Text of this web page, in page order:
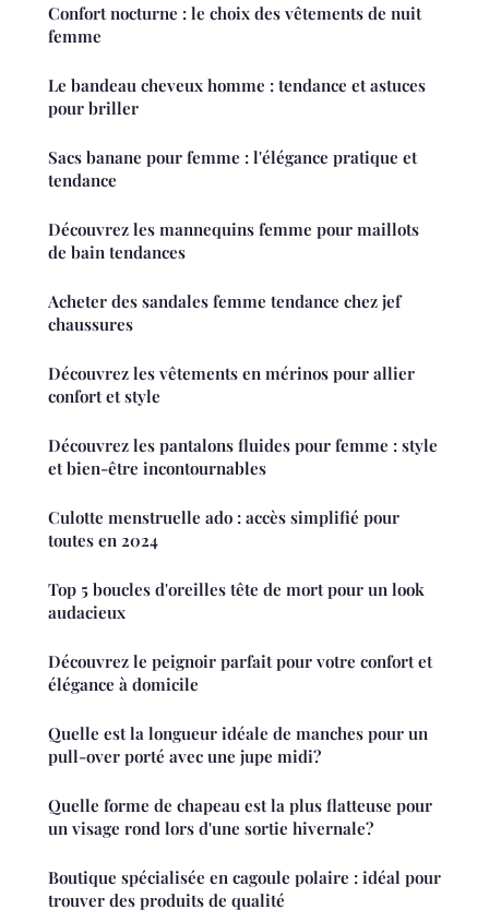
Confort nocturne : le choix des vêtements de nuit
femme
Le bandeau cheveux homme : tendance et astuces
pour briller
Sacs banane pour femme : l'élégance pratique et
tendance
Découvrez les mannequins femme pour maillots
de bain tendances
Acheter des sandales femme tendance chez jef
chaussures
Découvrez les vêtements en mérinos pour allier
confort et style
Découvrez les pantalons fluides pour femme : style
et bien-être incontournables
Culotte menstruelle ado : accès simplifié pour
toutes en 2024
Top 5 boucles d'oreilles tête de mort pour un look
audacieux
Découvrez le peignoir parfait pour votre confort et
élégance à domicile
Quelle est la longueur idéale de manches pour un
pull-over porté avec une jupe midi?
Quelle forme de chapeau est la plus flatteuse pour
un visage rond lors d'une sortie hivernale?
Boutique spécialisée en cagoule polaire : idéal pour
trouver des produits de qualité